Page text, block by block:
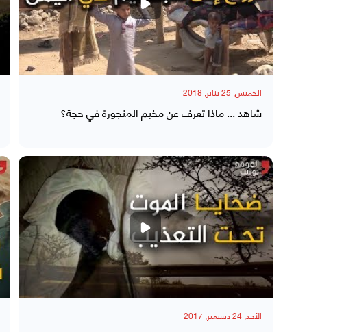
الخميس, 25 يناير, 2018
شاهد ... ماذا تعرف عن مخيم المنجورة في حجة؟
الأحد, 24 ديسمبر, 2017